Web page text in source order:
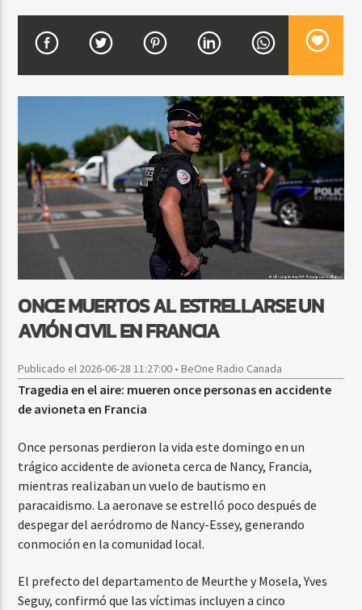
FIESTA DJ MIX
12:00 AM
Beone Radio
ONCE MUERTOS AL ESTRELLARSE UN
AVIÓN CIVIL EN FRANCIA
Publicado el 2026-06-28 11:27:00 • BeOne Radio Canada
Tragedia en el aire: mueren once personas en accidente
de avioneta en Francia
Once personas perdieron la vida este domingo en un
trágico accidente de avioneta cerca de Nancy, Francia,
mientras realizaban un vuelo de bautismo en
paracaidismo. La aeronave se estrelló poco después de
despegar del aeródromo de Nancy-Essey, generando
conmoción en la comunidad local.
El prefecto del departamento de Meurthe y Mosela, Yves
Seguy, confirmó que las víctimas incluyen a cinco